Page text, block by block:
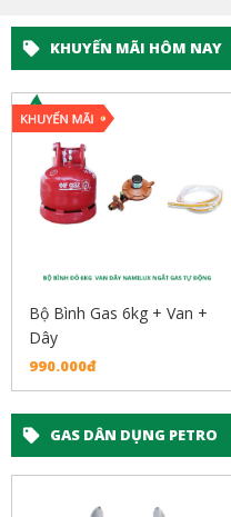
KHUYẾN MÃI HÔM NAY
Van +
Quy Trình Lắp
Thống Gas
GAS DÂN DỤNG PETRO